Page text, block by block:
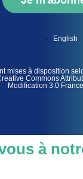
English
mises à disposition
Commons
Modification 3.0
à